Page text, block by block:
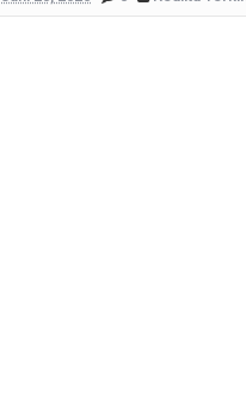
Eratkan Hubungan dengan
Tinjau Posko Karhutla, Wali
Sinergi Polres PALI–Brimob
Perkuat Koordinasi Lintas
Pemerintah Desa Muara
Masuk Lewat Jendela,
Panen Ikan Betok Raman